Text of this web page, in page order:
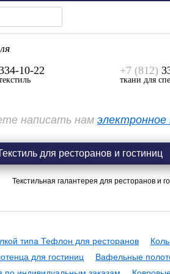
Просмотреть Все
10-22 +7 (812)
ткани для
написать нам электронное
для ресторанов и гостиниц
Текстильная галантерея для ресторанов и
типа Тефлон для ресторанов
для гостиниц
Вафельные